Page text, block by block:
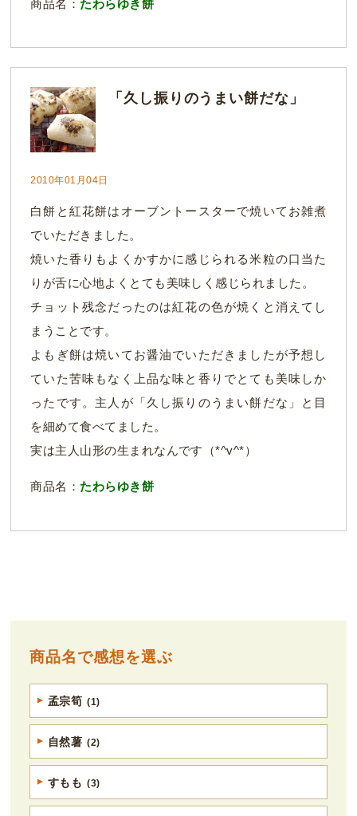
商品名： たわらゆき餅
「久し振りのうまい餅だな」
2010年01月04日
白餅と紅花餅はオーブントースターで焼いてお雑煮
でいただきました。
焼いた香りもよくかすかに感じられる米粒の口当た
りが舌に心地よくとても美味しく感じられました。
チョット残念だったのは紅花の色が焼くと消えてし
まうことです。
よもぎ餅は焼いてお醤油でいただきましたが予想し
ていた苦味もなく上品な味と香りでとても美味しか
ったです。主人が「久し振りのうまい餅だな」と目
を細めて食べてました。
実は主人山形の生まれなんです（*^v^*）
商品名： たわらゆき餅
商品名で感想を選ぶ
孟宗筍 (1)
自然薯 (2)
すもも (3)